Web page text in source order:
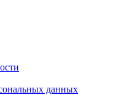
данных